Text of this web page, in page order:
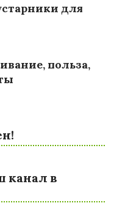
для
польза,
канал в